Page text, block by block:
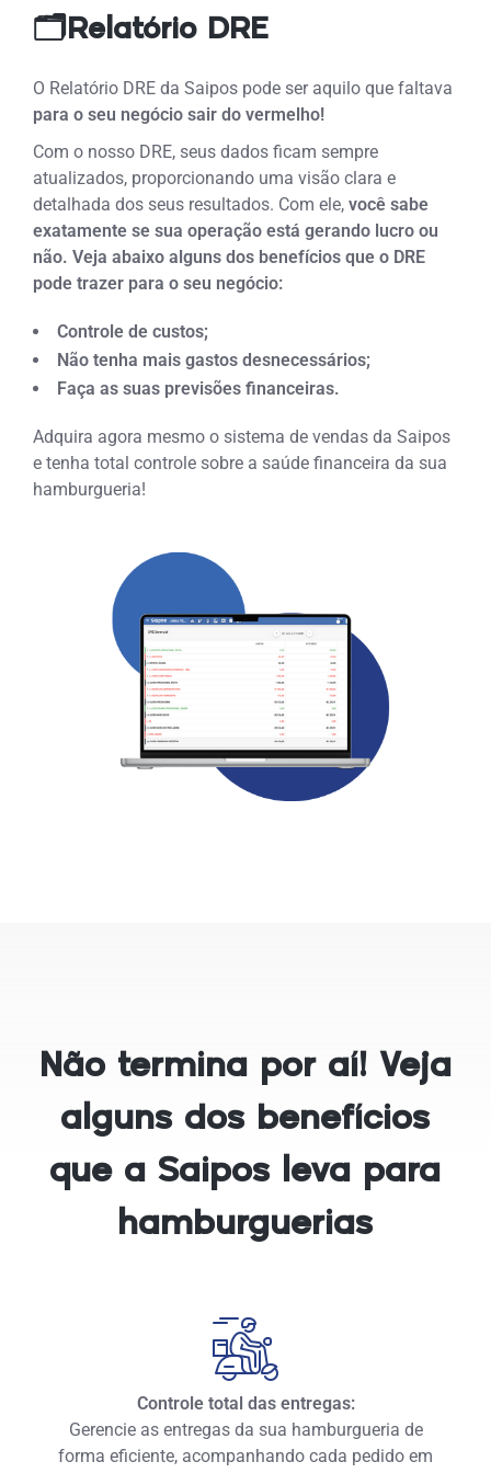
🗂️Relatório DRE
O Relatório DRE da Saipos pode ser aquilo que faltava
para o seu negócio sair do vermelho!
Com o nosso DRE, seus dados ficam sempre
atualizados, proporcionando uma visão clara e
detalhada dos seus resultados. Com ele, você sabe
exatamente se sua operação está gerando lucro ou
não. Veja abaixo alguns dos benefícios que o DRE
pode trazer para o seu negócio:
Controle de custos;
Não tenha mais gastos desnecessários;
Faça as suas previsões financeiras.
Adquira agora mesmo o sistema de vendas da Saipos
e tenha total controle sobre a saúde financeira da sua
hamburgueria!
Não termina por aí! Veja
alguns dos benefícios
que a Saipos leva para
hamburguerias
Controle total das entregas:
Gerencie as entregas da sua hamburgueria de
forma eficiente, acompanhando cada pedido em